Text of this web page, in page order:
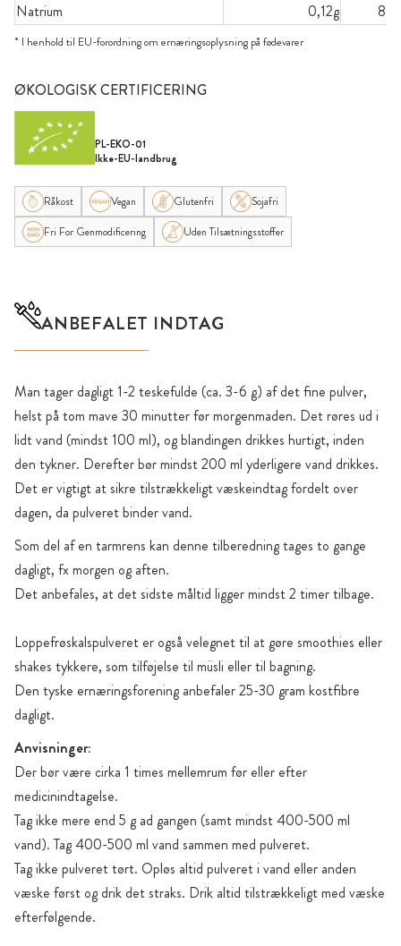
Natrium
0,12g 8%
* I henhold til EU-forordning om ernæringsoplysning på fødevarer
ØKOLOGISK CERTIFICERING
PL-EKO-01
Ikke-EU-landbrug
Råkost Vegan Glutenfri
Sojafri
Fri For Genmodificering
Uden Tilsætningsstoffer
ANBEFALET INDTAG
Man tager dagligt 1-2 teskefulde (ca. 3-6 g) af det fine pulver,
helst på tom mave 30 minutter før morgenmaden. Det røres ud i
lidt vand (mindst 100 ml), og blandingen drikkes hurtigt, inden
den tykner. Derefter bør mindst 200 ml yderligere vand drikkes.
Det er vigtigt at sikre tilstrækkeligt væskeindtag fordelt over
dagen, da pulveret binder vand.
Som del af en tarmrens kan denne tilberedning tages to gange
dagligt, fx morgen og aften.
Det anbefales, at det sidste måltid ligger mindst 2 timer tilbage.
Loppefrøskalspulveret er også velegnet til at gøre smoothies eller
shakes tykkere, som tilføjelse til müsli eller til bagning.
Den tyske ernæringsforening anbefaler 25-30 gram kostfibre
dagligt.
Anvisninger:
Der bør være cirka 1 times mellemrum før eller efter
medicinindtagelse.
Tag ikke mere end 5 g ad gangen (samt mindst 400-500 ml
vand). Tag 400-500 ml vand sammen med pulveret.
Tag ikke pulveret tørt. Opløs altid pulveret i vand eller anden
væske først og drik det straks. Drik altid tilstrækkeligt med væske
efterfølgende.